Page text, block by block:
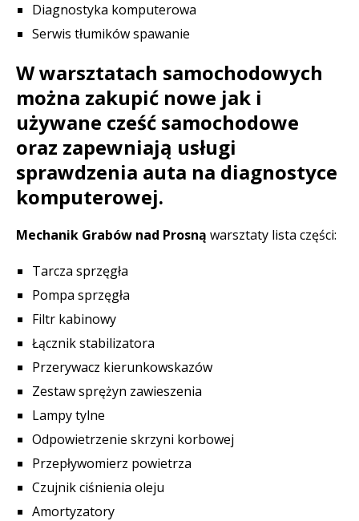
Diagnostyka komputerowa
Serwis tłumików spawanie
W warsztatach samochodowych
można zakupić nowe jak i
używane cześć samochodowe
oraz zapewniają usługi
sprawdzenia auta na diagnostyce
komputerowej.
Mechanik Grabów nad Prosną warsztaty lista części:
Tarcza sprzęgła
Pompa sprzęgła
Filtr kabinowy
Łącznik stabilizatora
Przerywacz kierunkowskazów
Zestaw sprężyn zawieszenia
Lampy tylne
Odpowietrzenie skrzyni korbowej
Przepływomierz powietrza
Czujnik ciśnienia oleju
Amortyzatory